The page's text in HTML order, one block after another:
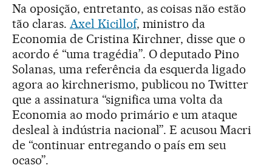
Na oposição, entretanto, as coisas não estão
tão claras. Axel Kicillof, ministro da
Economia de Cristina Kirchner, disse que o
acordo é “uma tragédia”. O deputado Pino
Solanas, uma referência da esquerda ligado
agora ao kirchnerismo, publicou no Twitter
que a assinatura “significa uma volta da
Economia ao modo primário e um ataque
desleal à indústria nacional”. E acusou Macri
de “continuar entregando o país em seu
ocaso”.